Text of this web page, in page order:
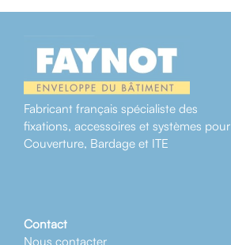
Fabricant français spécialiste des
fixations, accessoires et systèmes pour
Couverture, Bardage et ITE
Contact
Nous contacter